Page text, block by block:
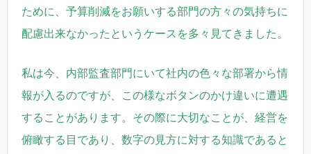
ために、予算削減をお願いする部門の方々の気持ちに
配慮出来なかったというケースを多々見てきました。
私は今、内部監査部門にいて社内の色々な部署から情
報が入るのですが、この様なボタンのかけ違いに遭遇
することがあります。その際に大切なことが、経営を
俯瞰する目であり、数字の見方に対する知識であると